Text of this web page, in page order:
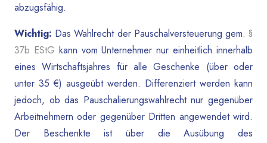
abzugsfähig.
Wichtig: Das Wahlrecht der Pauschalversteuerung gem. §
37b EStG kann vom Unternehmer nur einheitlich innerhalb
eines Wirtschaftsjahres für alle Geschenke (über oder
unter 35 €) ausgeübt werden. Differenziert werden kann
jedoch, ob das Pauschalierungswahlrecht nur gegenüber
Arbeitnehmern oder gegenüber Dritten angewendet wird.
Der Beschenkte ist über die Ausübung des